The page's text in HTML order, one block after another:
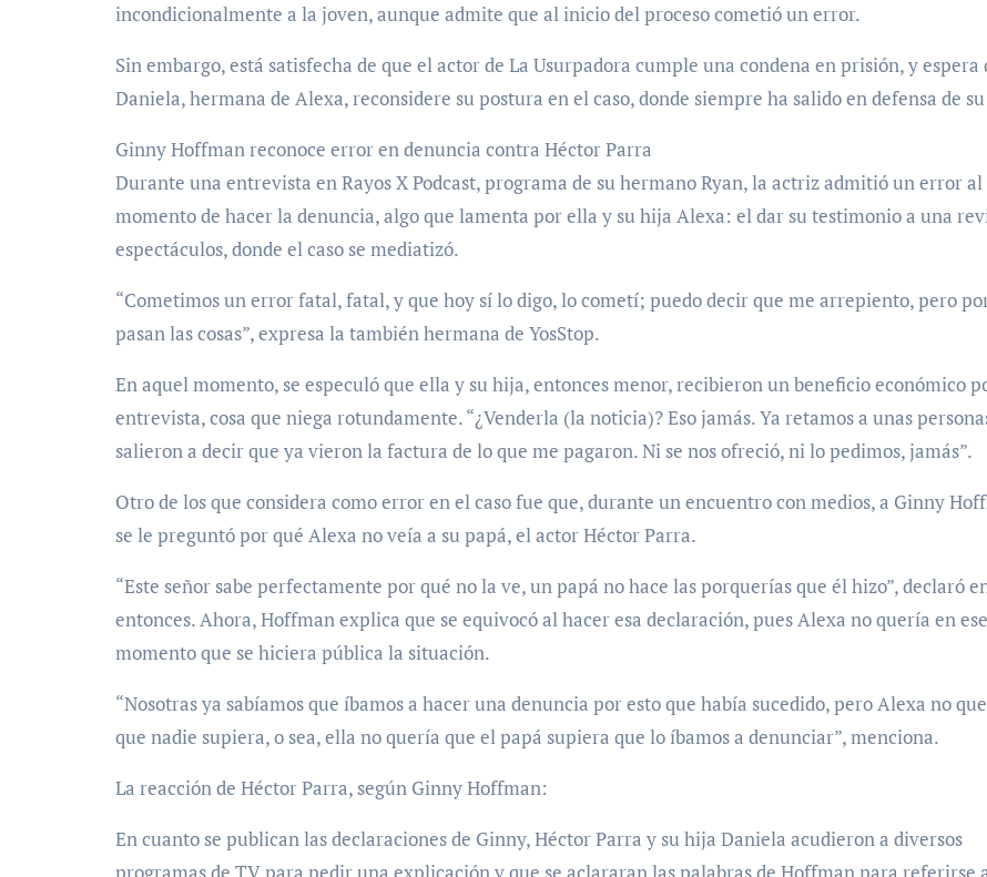
incondicionalmente a la joven, aunque admite que al inicio del proceso cometió un error.
Sin embargo, está satisfecha de que el actor de La Usurpadora cumple una condena en prisión, y espera
Daniela, hermana de Alexa, reconsidere su postura en el caso, donde siempre ha salido en defensa de
Ginny Hoffman reconoce error en denuncia contra Héctor Parra
Durante una entrevista en Rayos X Podcast, programa de su hermano Ryan, la actriz admitió un error al
momento de hacer la denuncia, algo que lamenta por ella y su hija Alexa: el dar su testimonio a una
espectáculos, donde el caso se mediatizó.
“Cometimos un error fatal, fatal, y que hoy sí lo digo, lo cometí; puedo decir que me arrepiento, pero
pasan las cosas”, expresa la también hermana de YosStop.
En aquel momento, se especuló que ella y su hija, entonces menor, recibieron un beneficio económico
entrevista, cosa que niega rotundamente. “¿Venderla (la noticia)? Eso jamás. Ya retamos a unas
salieron a decir que ya vieron la factura de lo que me pagaron. Ni se nos ofreció, ni lo pedimos, jamás”.
Otro de los que considera como error en el caso fue que, durante un encuentro con medios, a Ginny
se le preguntó por qué Alexa no veía a su papá, el actor Héctor Parra.
“Este señor sabe perfectamente por qué no la ve, un papá no hace las porquerías que él hizo”, declaró
entonces. Ahora, Hoffman explica que se equivocó al hacer esa declaración, pues Alexa no quería en ese
momento que se hiciera pública la situación.
“Nosotras ya sabíamos que íbamos a hacer una denuncia por esto que había sucedido, pero Alexa no
que nadie supiera, o sea, ella no quería que el papá supiera que lo íbamos a denunciar”, menciona.
La reacción de Héctor Parra, según Ginny Hoffman:
En cuanto se publican las declaraciones de Ginny, Héctor Parra y su hija Daniela acudieron a diversos